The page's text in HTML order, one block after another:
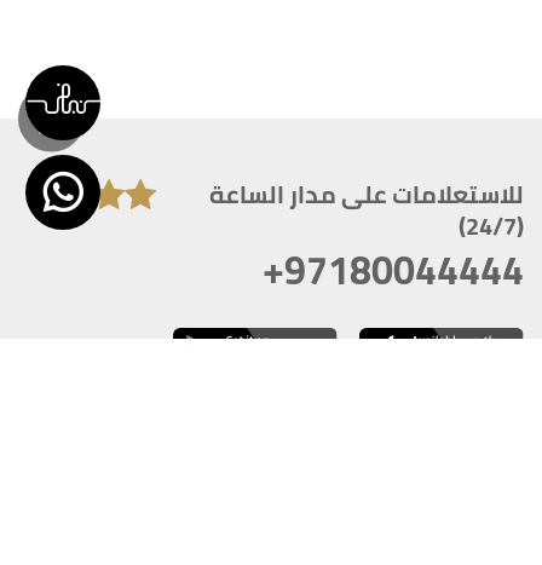
للاستعلامات على مدار الساعة
(24/7)
+97180044444